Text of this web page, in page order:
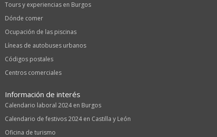
Tours y experiencias en Burgos
Dónde comer
Ocupación de las piscinas
Líneas de autobuses urbanos
Códigos postales
Centros comerciales
Información de interés
Calendario laboral 2024 en Burgos
Calendario de festivos 2024 en Castilla y León
Oficina de turismo